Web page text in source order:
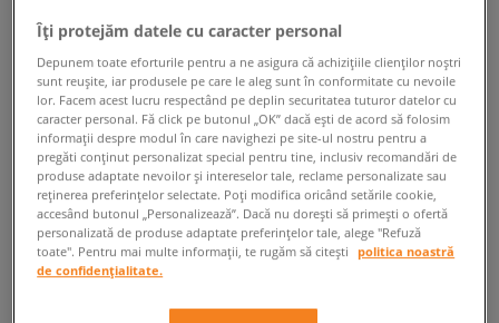
Alege designul clasic din anii '90 într-o ediție modernă cu Nike. Pantheos
formei și calitatea înaltă a manoperei. Bucură-te de comfort la fiecare
pas într-o pereche de pantofi care sunt nu numai eleganți, ci și rezistenți!
Printre diferitele variante de culori vei găsi cu siguranță perechea care
se încadrează perfect în stilul tău de zi cu zi.
Comfortul marca Nike Pantheos
Brandul din Oregon mereu acordă atenție fiecărui detaliu când vine
vorba de noi modele, motiv pentru care Nike Pantheos se caracterizează
prin cea mai înaltă calitate a manoperei. Materialele utilizate la
fabricarea acestui model, cum ar fi pielea întoarsă, cauciucul rezistent la
Îți protejăm datele cu caracter personal
Depunem toate eforturile pentru a ne asigura că achizițiile clienților noștri
sunt reușite, iar produsele pe care le aleg sunt în conformitate cu nevoile
lor. Facem acest lucru respectând pe deplin securitatea tuturor datelor cu
caracter personal. Fă click pe butonul „OK” dacă ești de acord să folosim
informații despre modul în care navighezi pe site-ul nostru pentru a
pregăti conținut personalizat special pentru tine, inclusiv recomandări de
produse adaptate nevoilor și intereselor tale, reclame personalizate sau
reținerea preferințelor selectate. Poți modifica oricând setările cookie,
accesând butonul „Personalizează”. Dacă nu dorești să primești o ofertă
personalizată de produse adaptate preferințelor tale, alege "Refuză
toate". Pentru mai multe informații, te rugăm să citești
politica noastră
de confidențialitate.